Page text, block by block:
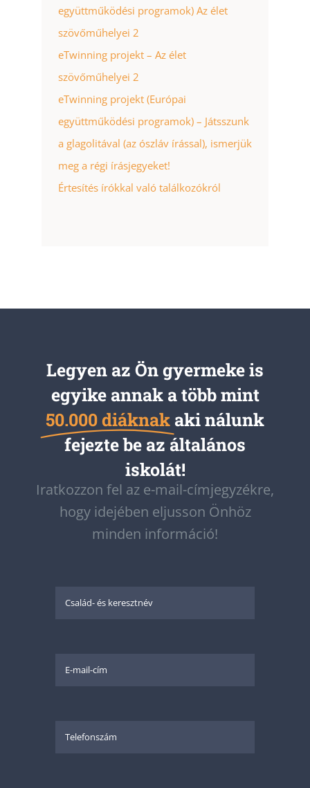
együttműködési programok) Az élet
szövőműhelyei 2
eTwinning projekt – Az élet
szövőműhelyei 2
eTwinning projekt (Európai
együttműködési programok) – Játsszunk
a glagolitával (az ószláv írással), ismerjük
meg a régi írásjegyeket!
Értesítés írókkal való találkozókról
Legyen az Ön gyermeke is
egyike annak a több mint
50.000 diáknak aki nálunk
fejezte be az általános
iskolát!
Iratkozzon fel az e-mail-címjegyzékre,
hogy idejében eljusson Önhöz
minden információ!